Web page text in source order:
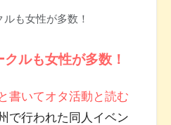
も女性が多数！
ルも女性が多数！
書いてオタ活動と読む
で行われた同人イベン